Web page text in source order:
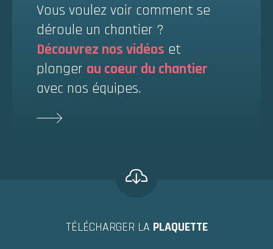
Vous voulez voir comment se
déroule un chantier ?
Découvrez nos vidéos et
plonger au coeur du chantier
avec nos équipes.
TÉLÉCHARGER LA PLAQUETTE